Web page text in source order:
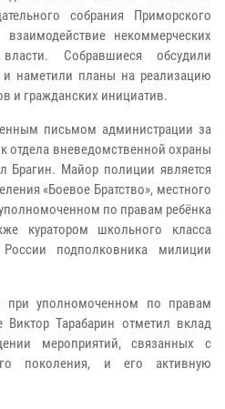
собрания Приморского
некоммерческих
Собравшиеся обсудили
наметили планы на реализацию
и гражданских инициатив.
письмом администрации за
отдела вневедомственной охраны
Майор полиции является
«Боевое Братство», местного
по правам ребёнка
куратором школьного класса
подполковника милиции
при уполномоченном по правам
Тарабарин отметил вклад
мероприятий, связанных с
поколения, и его активную